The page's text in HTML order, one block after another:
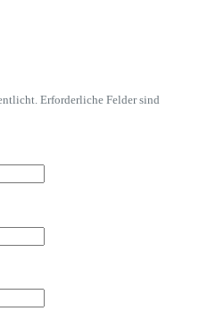
Erforderliche Felder sind